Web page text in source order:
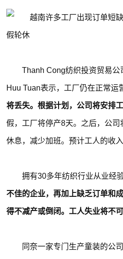
Thanh Cong纺织投资贸易
Huu Tuan表示，工厂仍在正常运
将丢失。根据计划，公司将安排工
假，工厂将停产8天。之后，公
休息，减少加班。预计工人的收
拥有30多年纺织行业从业经
不佳的企业，再加上缺乏订单和
得不减产或倒闭。工人失业将不可
同奈一家专门生产童装的公